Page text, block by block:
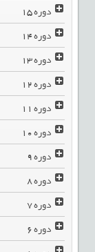
دوره15
دوره14
دوره13
دوره12
دوره11
دوره10
دوره9
دوره8
دوره7
دوره6